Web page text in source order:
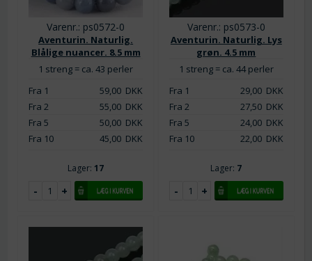
Varenr.: ps0572-0
Aventurin. Naturlig.
Blålige nuancer. 8.5 mm
1 streng = ca. 43 perler
Fra 1
59,00DKK
Fra 2
55,00DKK
Fra 5
50,00DKK
Fra 10
45,00DKK
Lager: 17
Varenr.: ps0573-0
Aventurin. Naturlig. Lys
grøn. 4.5 mm
1 streng = ca. 44 perler
Fra 1
29,00DKK
Fra 2
27,50DKK
Fra 5
24,00DKK
Fra 10
22,00DKK
Lager: 7